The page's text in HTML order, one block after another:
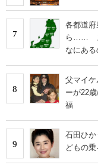
7
各都道
ら…… ま
なにある
8
父マイケ
ーが22
福
9
石田ひ
どもの